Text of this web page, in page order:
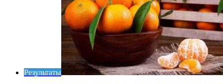
Результаты